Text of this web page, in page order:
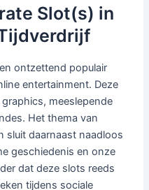
Slot(s) in
ontzettend populair
entertainment. Deze
meeslepende
Het thema van
sluit daarnaast naadloos
geschiedenis en onze
dat deze slots reeds
tijdens sociale